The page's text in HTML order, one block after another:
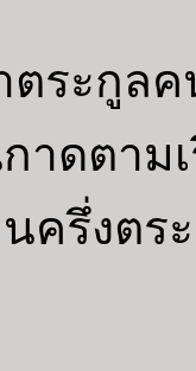
ตระกูล
าดตาม
ครึ่งตร